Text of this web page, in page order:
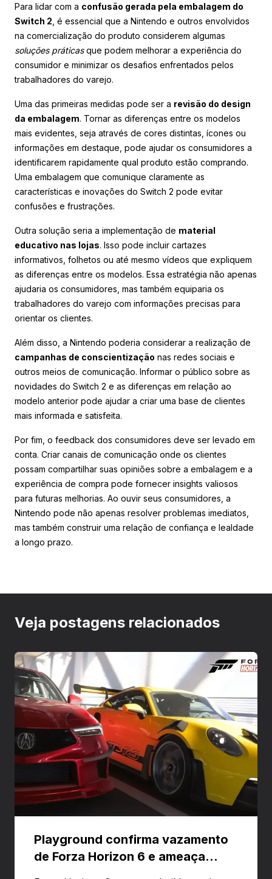
Para lidar com a confusão gerada pela embalagem do
Switch 2 , é essencial que a Nintendo e outros envolvidos
na comercialização do produto considerem algumas
soluções práticasque podem melhorar a experiência do
consumidor e minimizar os desafios enfrentados pelos
trabalhadores do varejo.
Uma das primeiras medidas pode ser a revisão do design
da embalagem. Tornar as diferenças entre os modelos
mais evidentes, seja através de cores distintas, ícones ou
informações em destaque, pode ajudar os consumidores a
identificarem rapidamente qual produto estão comprando.
Uma embalagem que comunique claramente as
características e inovações do Switch 2 pode evitar
confusões e frustrações.
Outra solução seria a implementação de material
educativo nas lojas. Isso pode incluir cartazes
informativos, folhetos ou até mesmo vídeos que expliquem
as diferenças entre os modelos. Essa estratégia não apenas
ajudaria os consumidores, mas também equiparia os
trabalhadores do varejo com informações precisas para
orientar os clientes.
Além disso, a Nintendo poderia considerar a realização de
campanhas de conscientização nas redes sociais e
outros meios de comunicação. Informar o público sobre as
novidades do Switch 2 e as diferenças em relação ao
modelo anterior pode ajudar a criar uma base de clientes
mais informada e satisfeita.
Por fim, o feedback dos consumidores deve ser levado em
conta. Criar canais de comunicação onde os clientes
possam compartilhar suas opiniões sobre a embalagem e a
experiência de compra pode fornecer insights valiosos
para futuras melhorias. Ao ouvir seus consumidores, a
Nintendo pode não apenas resolver problemas imediatos,
mas também construir uma relação de confiança e lealdade
a longo prazo.
Veja postagens relacionados
Playground confirma vazamento
de Forza Horizon 6 e ameaça